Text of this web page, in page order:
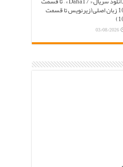
10 زبان اصلی(زیرنویس تا قسمت
03/08/2026